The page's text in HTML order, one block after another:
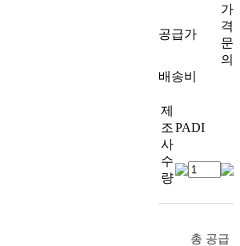
공급가
가
격
문
의
배송비
제
조
사
PADI
수
량
총 공급